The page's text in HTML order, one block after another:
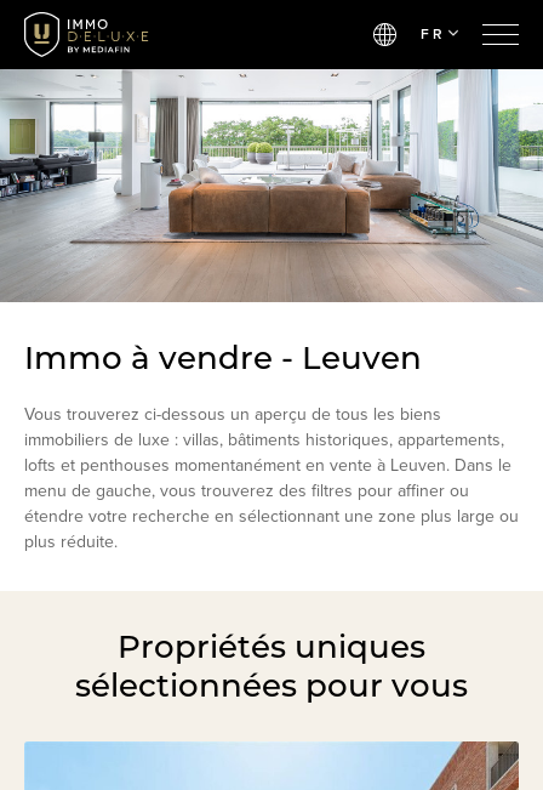
FR
Immo à vendre - Leuven
Vous trouverez ci-dessous un aperçu de tous les biens
immobiliers de luxe : villas, bâtiments historiques, appartements,
lofts et penthouses momentanément en vente à Leuven. Dans le
menu de gauche, vous trouverez des filtres pour affiner ou
étendre votre recherche en sélectionnant une zone plus large ou
plus réduite.
Propriétés uniques
sélectionnées pour vous